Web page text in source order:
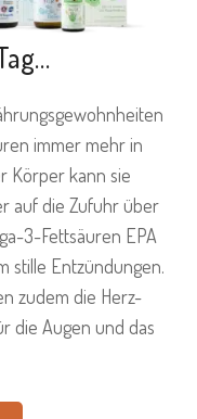
immer mehr in
Körper kann sie
auf die Zufuhr über
3-Fettsäuren EPA
stille Entzündungen.
zudem die Herz-
die Augen und das